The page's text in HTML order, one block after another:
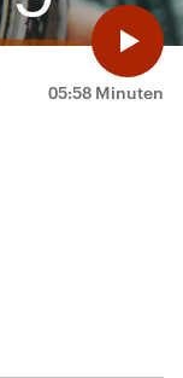
05:58 Minuten